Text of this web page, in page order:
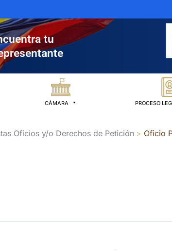
tu
CÁMARA PROCESO
Oficios y/o Derechos de Petición Oficio